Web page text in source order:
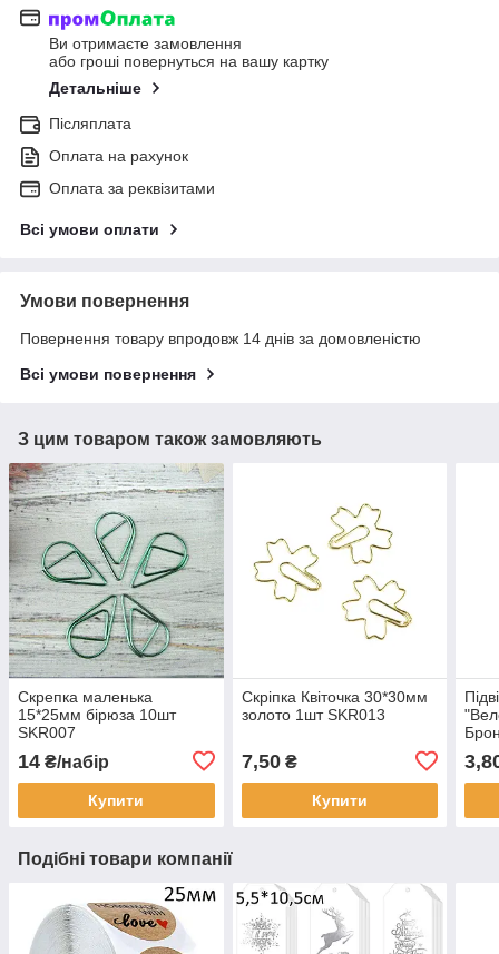
Ви отримаєте замовлення
або гроші повернуться на вашу картку
Детальніше
Післяплата
Оплата на рахунок
Оплата за реквізитами
Всі умови оплати
Умови повернення
Повернення товару впродовж 14 днів за домовленістю
Всі умови повернення
З цим товаром також замовляють
Скрепка маленька
15*25мм бірюза 10шт
SKR007
14 ₴/набір
Купити
Скріпка Квіточка 30*30мм
золото 1шт SKR013
7,50₴
Купити
Подібні товари компанії